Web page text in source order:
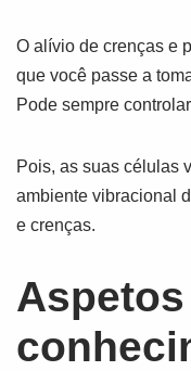
O alívio de crenças e
que você passe a
Pode sempre
Pois, as suas células
ambiente vibracional
e crenças.